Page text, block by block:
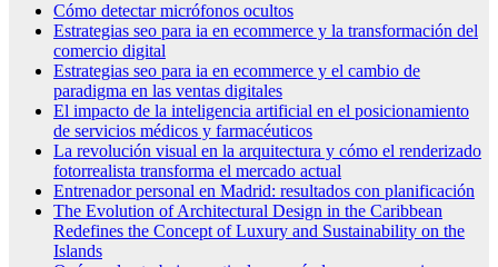
Cómo detectar micrófonos ocultos
Estrategias seo para ia en ecommerce y la transformación del
comercio digital
Estrategias seo para ia en ecommerce y el cambio de
paradigma en las ventas digitales
El impacto de la inteligencia artificial en el posicionamiento
de servicios médicos y farmacéuticos
La revolución visual en la arquitectura y cómo el renderizado
fotorrealista transforma el mercado actual
Entrenador personal en Madrid: resultados con planificación
The Evolution of Architectural Design in the Caribbean
Redefines the Concept of Luxury and Sustainability on the
Islands